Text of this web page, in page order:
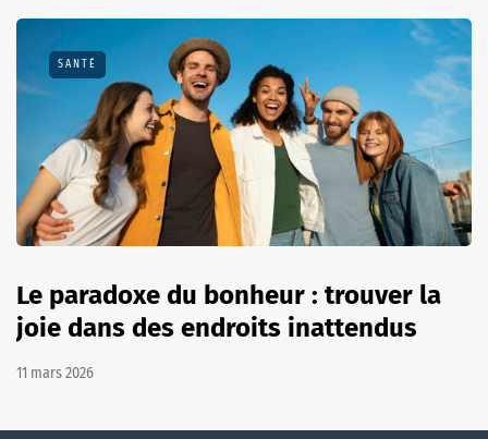
SANTÉ
Le paradoxe du bonheur : trouver la
joie dans des endroits inattendus
11 mars 2026